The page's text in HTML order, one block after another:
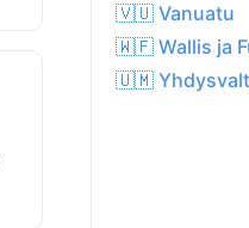
🇻🇺 Vanuatu
🇼🇫 Wallis ja
🇺🇲